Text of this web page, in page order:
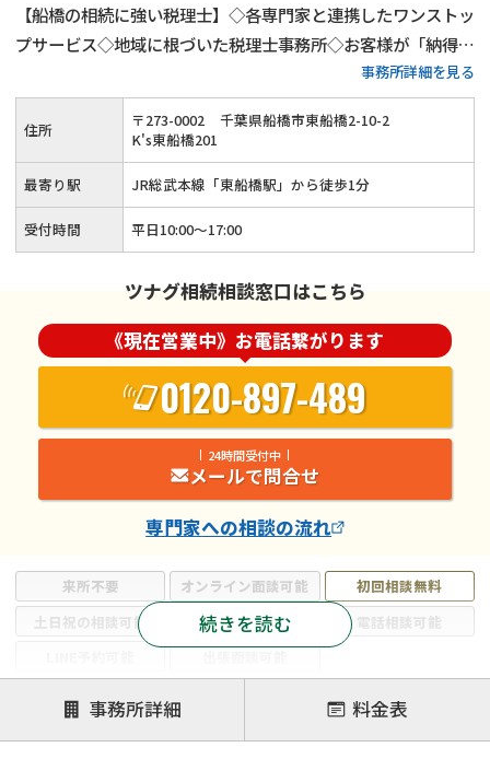
【船橋の相続に強い税理士】◇各専門家と連携したワンストッ
プサービス◇地域に根づいた税理士事務所◇お客様が「納得」
事務所詳細を見る
来所不要 オンライン面談可能
初回相談無料
土日祝の相談可能
19時以降電話可能
電話相談可能
注力案件
遺言書作成・遺言執行
相続放棄
相続登記
続きを読む
住所 〒273-0002
千葉県船橋市東船橋2-10-2
K's東船橋201
最寄り駅 JR総武本線「東船橋駅」から徒歩1分
受付時間 平日10:00～17:00
ツナグ相続相談窓口はこちら
《現在営業中》お電話繋がります
0120-897-489
24時間受付中
メールで問合せ
専門家への相談の流れ
事務所詳細 料金表